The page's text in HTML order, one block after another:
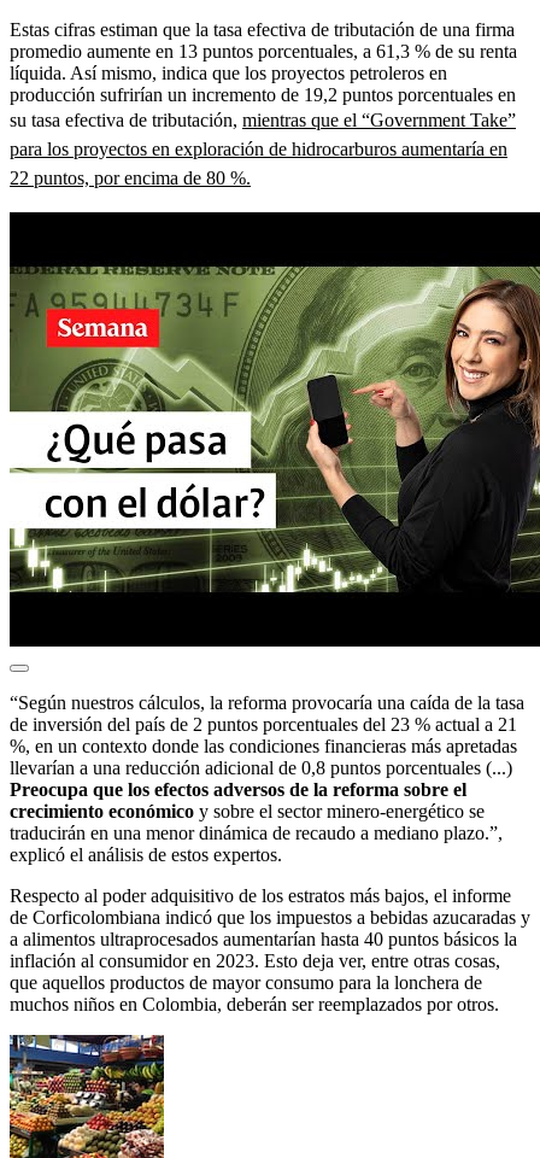
Estas cifras estiman que la tasa efectiva de tributación de una firma
promedio aumente en 13 puntos porcentuales, a 61,3 % de su renta
líquida. Así mismo, indica que los proyectos petroleros en
producción sufrirían un incremento de 19,2 puntos porcentuales en
su tasa efectiva de tributación, mientras que el “Government Take”
para los proyectos en exploración de hidrocarburos aumentaría en
22 puntos, por encima de 80 %.
“Según nuestros cálculos, la reforma provocaría una caída de la tasa
de inversión del país de 2 puntos porcentuales del 23 % actual a 21
%, en un contexto donde las condiciones financieras más apretadas
llevarían a una reducción adicional de 0,8 puntos porcentuales (...)
Preocupa que los efectos adversos de la reforma sobre el
crecimiento económico y sobre el sector minero-energético se
traducirán en una menor dinámica de recaudo a mediano plazo.”,
explicó el análisis de estos expertos.
Respecto al poder adquisitivo de los estratos más bajos, el informe
de Corficolombiana indicó que los impuestos a bebidas azucaradas y
a alimentos ultraprocesados aumentarían hasta 40 puntos básicos la
inflación al consumidor en 2023. Esto deja ver, entre otras cosas,
que aquellos productos de mayor consumo para la lonchera de
muchos niños en Colombia, deberán ser reemplazados por otros.